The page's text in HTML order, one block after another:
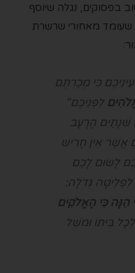
בפסוקים, נגלה שיוסף
שעומד מאחורי שרשרת
כִּי מְכַרְתֶּם
לִפְנֵיכֶם"
הָרָעָב
אֲשֶׁר אֵין חָרִישׁ
לָשׂוּם לָכֶם
גְּדֹלָה:
כִּי הָאֱלֹקִים
בֵּיתוֹ וּמֹשֵׁל